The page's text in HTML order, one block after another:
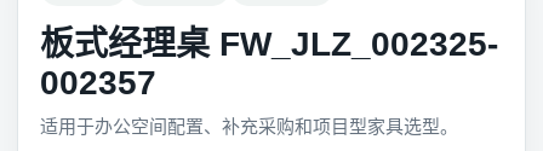
板式经理桌 FW_JLZ_002325-
002357
适用于办公空间配置、补充采购和项目型家具选型。